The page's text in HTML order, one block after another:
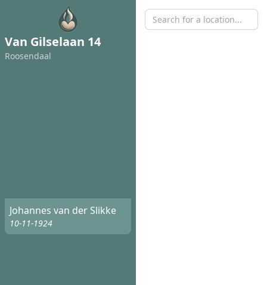
Van Gilselaan 14
Roosendaal
Johannes van der Slikke
10-11-1924